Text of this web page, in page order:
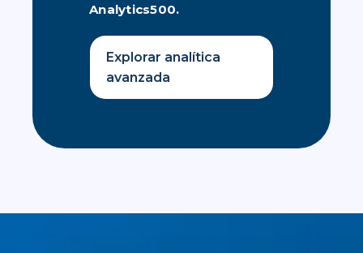
Analytics500.
Explorar analítica
avanzada